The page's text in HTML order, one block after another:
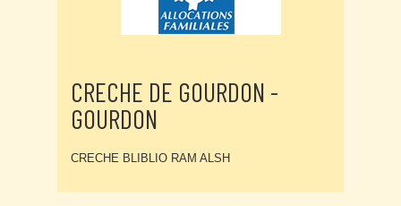
CRECHE DE GOURDON -
GOURDON
CRECHE BLIBLIO RAM ALSH